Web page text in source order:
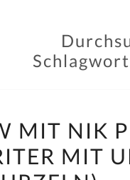
NIK
MIT NIK
MIT